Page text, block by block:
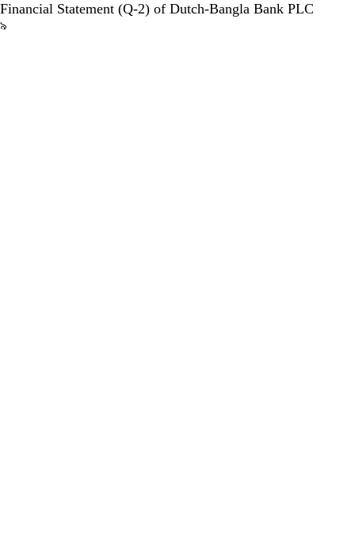
Financial Statement (Q-2) of Dutch-Bangla Bank PLC
৯